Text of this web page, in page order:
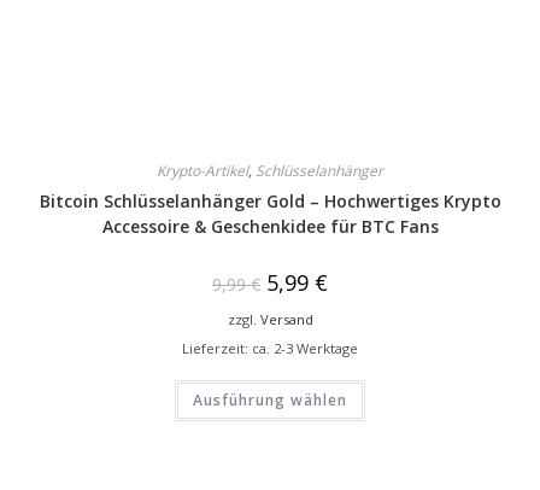
Krypto-Artikel, Schlüsselanhänger
Bitcoin Schlüsselanhänger Gold – Hochwertiges Krypto
Accessoire & Geschenkidee für BTC Fans
9,99€ 5,99 €
zzgl. Versand
Lieferzeit: ca. 2-3 Werktage
Ausführung wählen